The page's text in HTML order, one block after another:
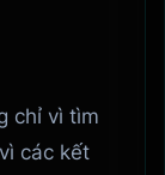
chỉ vì tìm
các kết